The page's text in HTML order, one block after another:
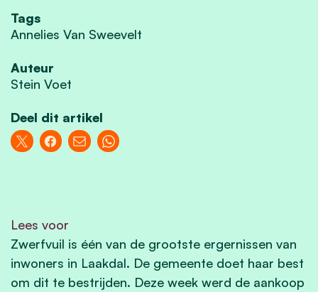
Tags
Annelies Van Sweevelt
Auteur
Stein Voet
Deel dit artikel
Lees voor
Zwerfvuil is één van de grootste ergernissen van
inwoners in Laakdal. De gemeente doet haar best
om dit te bestrijden. Deze week werd de aankoop